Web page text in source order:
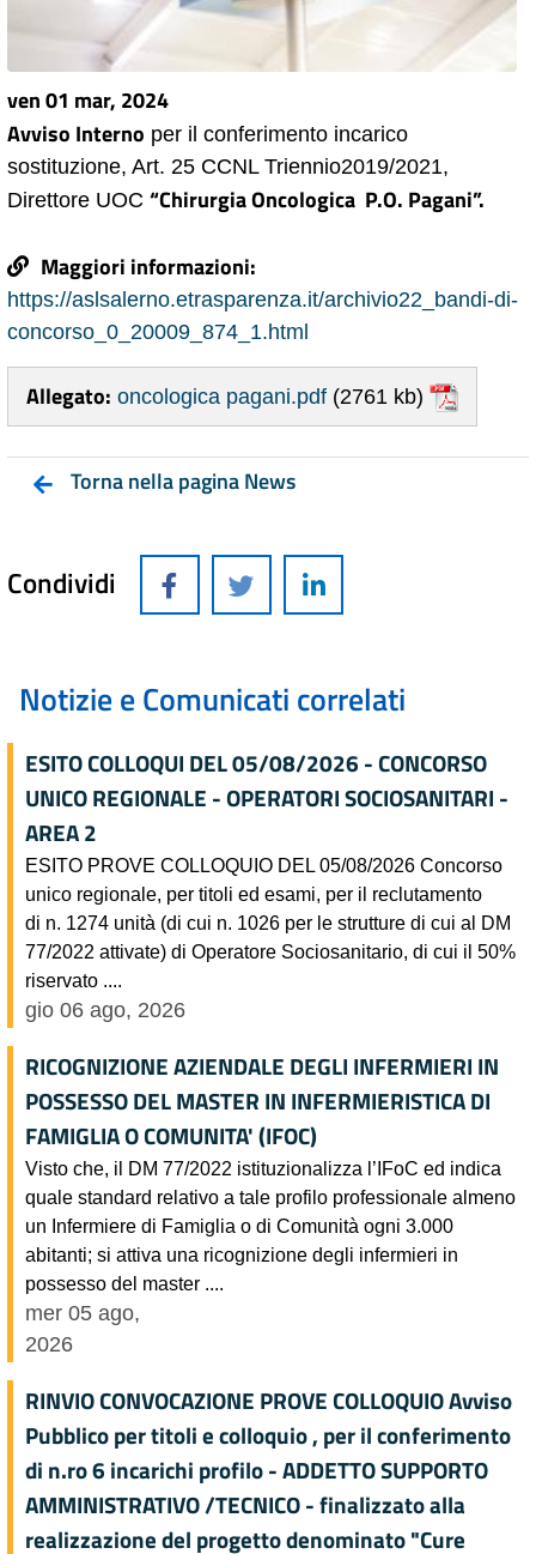
ven 01 mar, 2024
Avviso Interno per il conferimento incarico
sostituzione, Art. 25 CCNL Triennio2019/2021,
Direttore UOC “Chirurgia Oncologica P.O. Pagani”.
Maggiori informazioni:
https://aslsalerno.etrasparenza.it/archivio22_bandi-di-
concorso_0_20009_874_1.html
Allegato: oncologica pagani.pdf (2761 kb)
Torna nella pagina News
Condividi
Notizie e Comunicati correlati
ESITO COLLOQUI DEL 05/08/2026 - CONCORSO
UNICO REGIONALE - OPERATORI SOCIOSANITARI -
AREA 2
ESITO PROVE COLLOQUIO DEL 05/08/2026 Concorso
unico regionale, per titoli ed esami, per il reclutamento
di n. 1274 unità (di cui n. 1026 per le strutture di cui al DM
77/2022 attivate) di Operatore Sociosanitario, di cui il 50%
riservato ....
gio 06 ago, 2026
RICOGNIZIONE AZIENDALE DEGLI INFERMIERI IN
POSSESSO DEL MASTER IN INFERMIERISTICA DI
FAMIGLIA O COMUNITA' (IFOC)
Visto che, il DM 77/2022 istituzionalizza l’IFoC ed indica
quale standard relativo a tale profilo professionale almeno
un Infermiere di Famiglia o di Comunità ogni 3.000
abitanti; si attiva una ricognizione degli infermieri in
possesso del master ....
mer 05 ago,
2026
RINVIO CONVOCAZIONE PROVE COLLOQUIO Avviso
Pubblico per titoli e colloquio , per il conferimento
di n.ro 6 incarichi profilo - ADDETTO SUPPORTO
AMMINISTRATIVO /TECNICO - finalizzato alla
realizzazione del progetto denominato "Cure